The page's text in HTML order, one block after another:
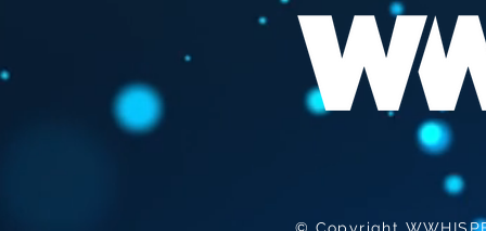
FAUCI "LA MEILLEURE
VACCINATION EST DE SE